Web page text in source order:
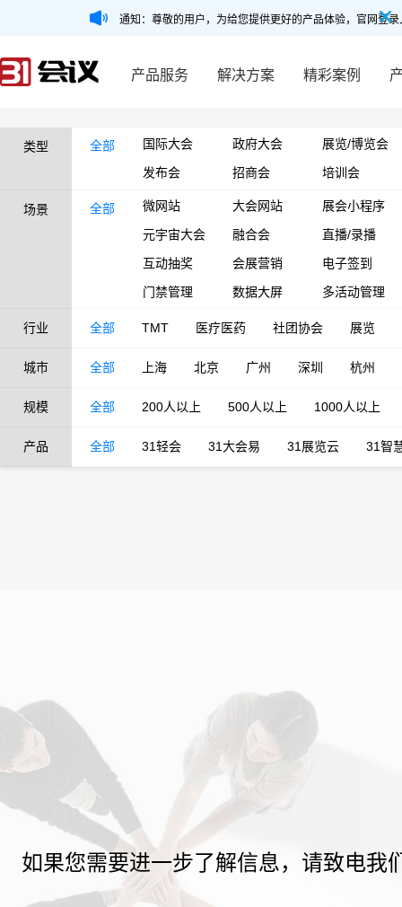
通知：尊敬的用户，为给您提供更好的产品体验，官网登
产品服务 解决方案 精彩案例
类型 全部 国际大会 政府大会
展览/博览会
发布会
招商会 培训会
场景 全部 微网站 大会网站
展会小程序
元宇宙大会
融合会
直播/录播
互动抽奖
会展营销
电子签到
门禁管理
数据大屏 多活动管理
行业 全部 TMT 医疗医药 社团协会 展览
城市 全部 上海 北京 广州 深圳 杭州
规模 全部 200人以上 500人以上 1000人以上
产品 全部 31轻会 31大会易 31展览云 31智
如果您需要进一步了解信息，请致电我